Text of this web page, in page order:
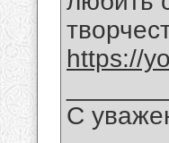
https://
С